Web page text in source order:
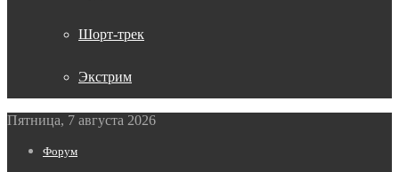
Шорт-трек
Экстрим
Пятница, 7 августа 2026
Форум